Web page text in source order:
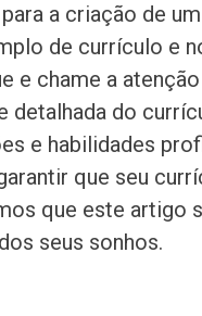
a criação de
de currículo e
e chame a
detalhada do
e habilidades
que seu
que este artigo
seus sonhos.